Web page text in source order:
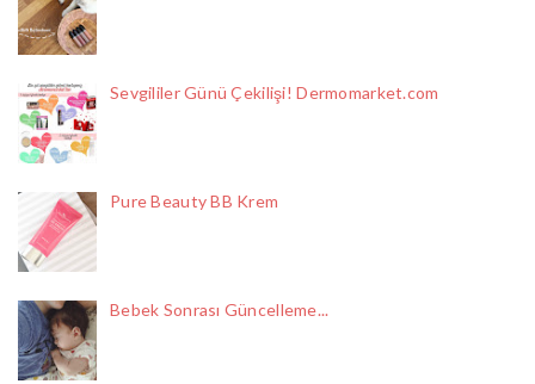
Sevgililer Günü Çekilişi! Dermomarket.com
Pure Beauty BB Krem
Bebek Sonrası Güncelleme...